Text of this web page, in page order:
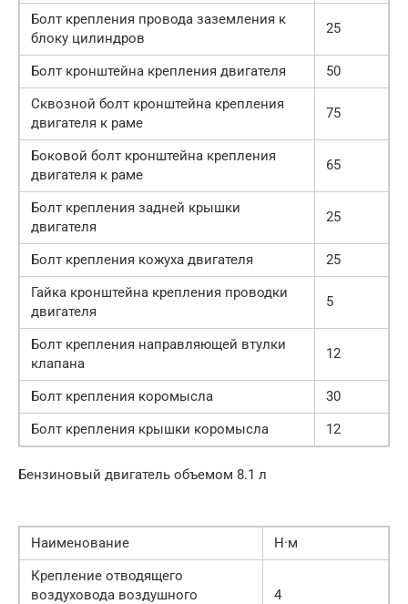
Болт крепления провода заземления к
блоку цилиндров
25
Болт кронштейна крепления двигателя
50
Сквозной болт кронштейна крепления
двигателя к раме
75
Боковой болт кронштейна крепления
двигателя к раме
65
Болт крепления задней крышки
двигателя
25
Болт крепления кожуха двигателя
25
Гайка кронштейна крепления проводки
двигателя
5
Болт крепления направляющей втулки
клапана
12
Болт крепления коромысла
30
Болт крепления крышки коромысла
12
Бензиновый двигатель объемом 8.1 л
Наименование
Н·м
Крепление отводящего
воздуховода воздушного
4